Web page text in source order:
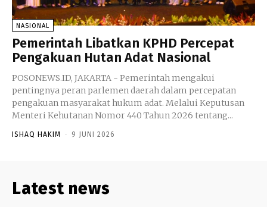
NASIONAL
Pemerintah Libatkan KPHD Percepat
Pengakuan Hutan Adat Nasional
POSONEWS.ID, JAKARTA - Pemerintah mengakui
pentingnya peran parlemen daerah dalam percepatan
pengakuan masyarakat hukum adat. Melalui Keputusan
Menteri Kehutanan Nomor 440 Tahun 2026 tentang...
ISHAQ HAKIM - 9 JUNI 2026
Latest news